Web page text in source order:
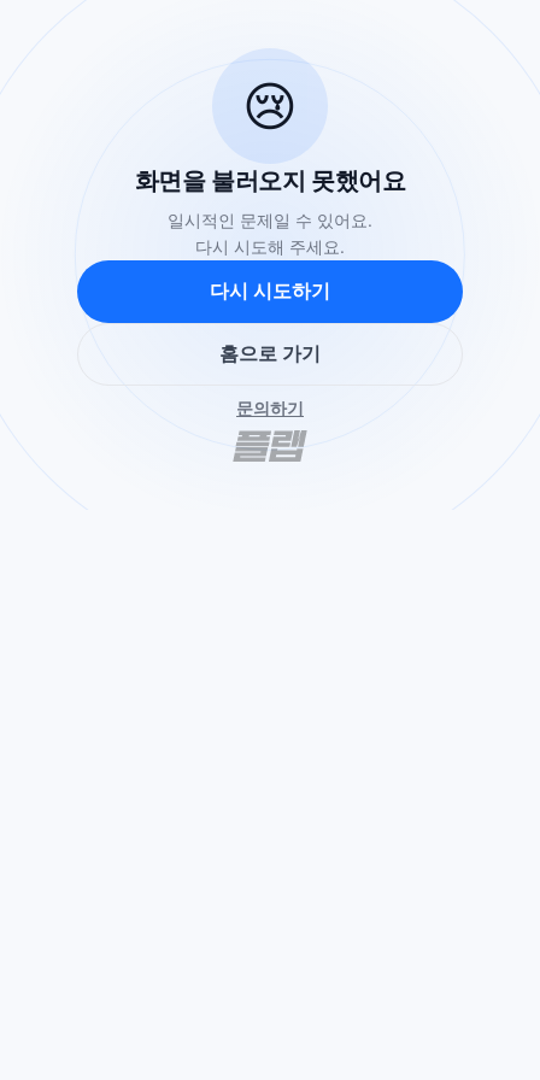
😢
화면을 불러오지 못했어요
일시적인 문제일 수 있어요.
다시 시도해 주세요.
다시 시도하기
홈으로 가기
문의하기